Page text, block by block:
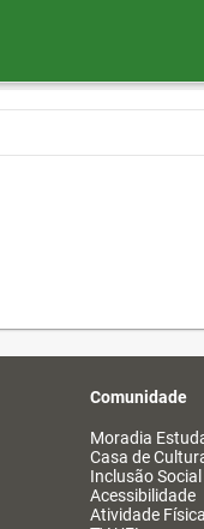
Comunidade
Moradia
Casa de
Inclusão Social
Acessibilidade
Atividade Física